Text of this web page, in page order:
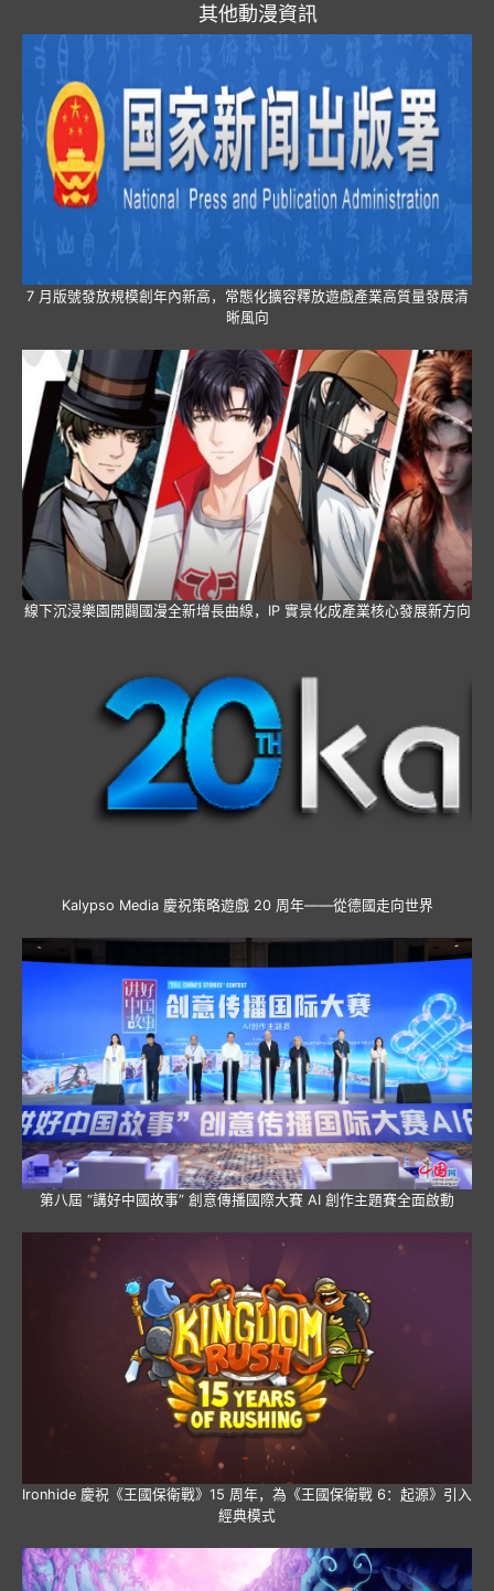
其他動漫資訊
7 月版號發放規模創年內新高，常態化擴容釋放遊戲產業高質量發展清
晰風向
線下沉浸樂園開闢國漫全新增長曲線，IP 實景化成產業核心發展新方向
Kalypso Media 慶祝策略遊戲 20 周年——從德國走向世界
第八屆 “講好中國故事” 創意傳播國際大賽 AI 創作主題賽全面啟動
Ironhide 慶祝《王國保衛戰》15 周年，為《王國保衛戰 6：起源》引入
經典模式